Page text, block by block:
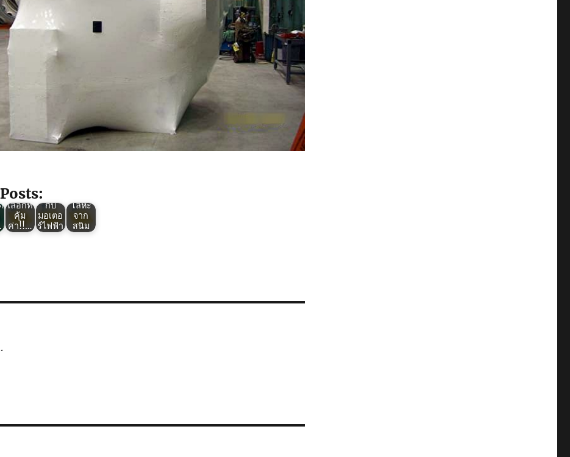
Green
VCI :
ทาง
เลือกที่
คุ้ม
ค่า!!…
ประโย
ชน์
ของ
สนิม
กับ
มอเตอ
ร์ไฟฟ้า
Green
VCI :
เมื่อ
พลาสติ
โลหะ
จาก
สนิม